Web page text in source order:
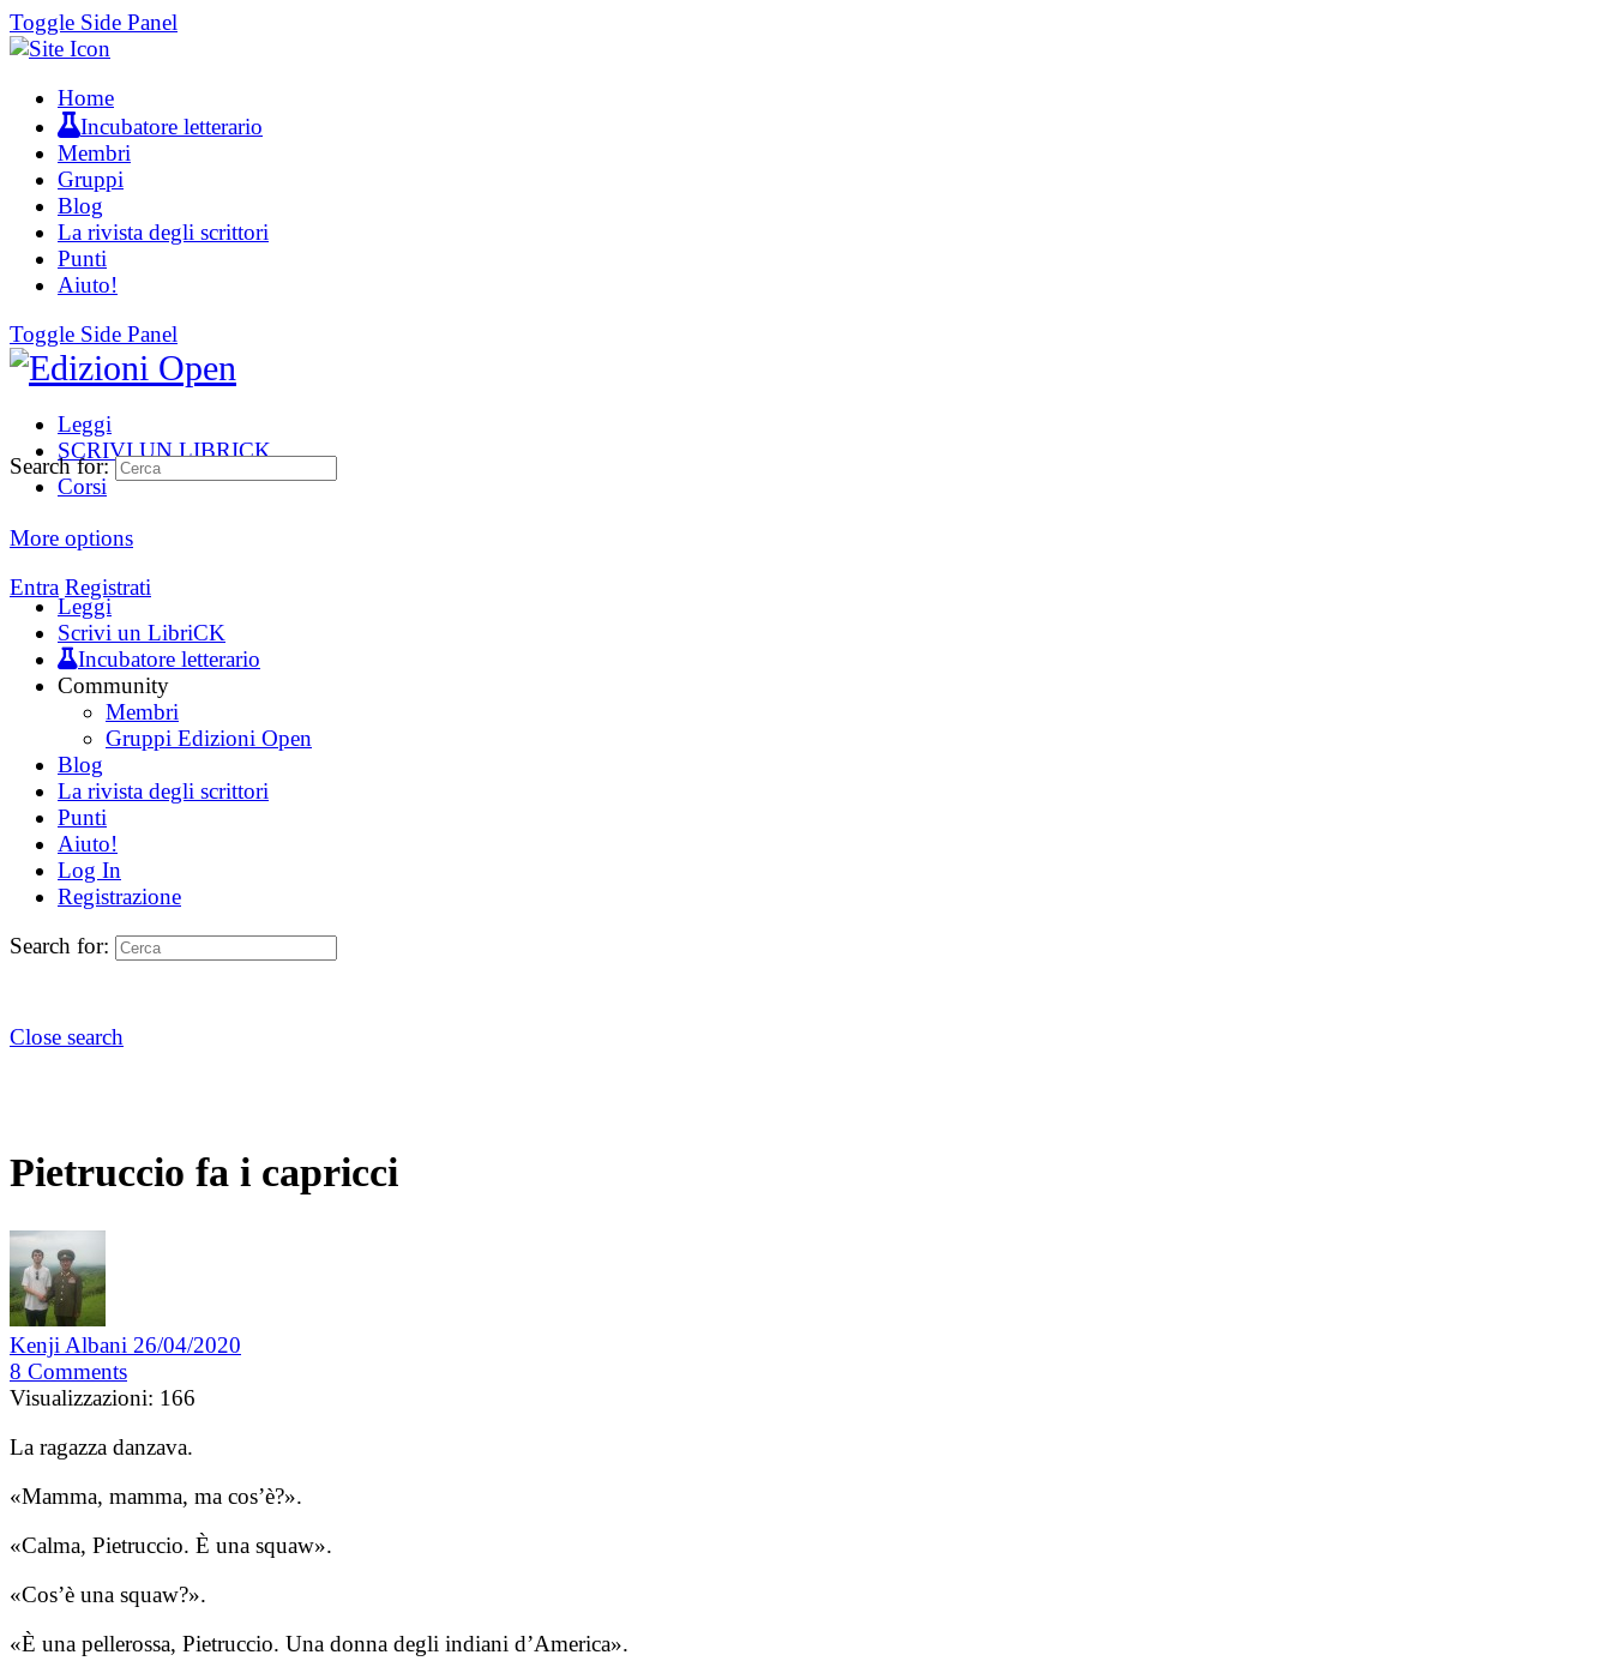
Toggle Side Panel
Home
Incubatore letterario
Membri
Gruppi
Blog
La rivista degli scrittori
Punti
Aiuto!
Toggle Side Panel
Leggi
SCRIVI UN LIBRICK
Corsi
More options
Entra Registrati
Search for:
Leggi
Scrivi un LibriCK
Incubatore letterario
Community
Membri
Gruppi Edizioni Open
Blog
La rivista degli scrittori
Punti
Aiuto!
Log In
Registrazione
Search for:
Close search
Pietruccio fa i capricci
Kenji Albani 26/04/2020
8 Comments
Visualizzazioni: 166
La ragazza danzava.
«Mamma, mamma, ma cos’è?».
«Calma, Pietruccio. È una squaw».
«Cos’è una squaw?».
«È una pellerossa, Pietruccio. Una donna degli indiani d’America».